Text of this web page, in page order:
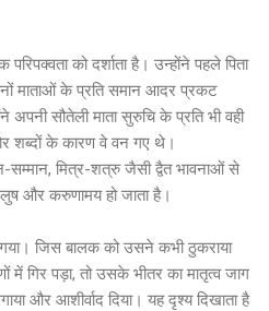
को दर्शाता है। उन्होंने पहले पिता
माताओं के प्रति समान आदर प्रकट
अपनी सौतेली माता सुरुचि के प्रति भी वही
शब्दों के कारण वे वन गए थे।
सम्मान, मित्र-शत्रु जैसी द्वैत भावनाओं से
और करुणामय हो जाता है।
जिस बालक को उसने कभी ठुकराया
में गिर पड़ा, तो उसके भीतर का मातृत्व जाग
और आशीर्वाद दिया। यह दृश्य दिखाता है